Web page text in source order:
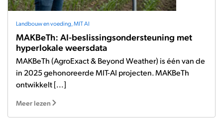
Landbouw en voeding MIT AI
MAKBeTh: AI-beslissingsondersteuning met
hyperlokale weersdata
MAKBeTh (AgroExact & Beyond Weather) is één van de
in 2025 gehonoreerde MIT-AI projecten. MAKBeTh
ontwikkelt [...]
Meer lezen